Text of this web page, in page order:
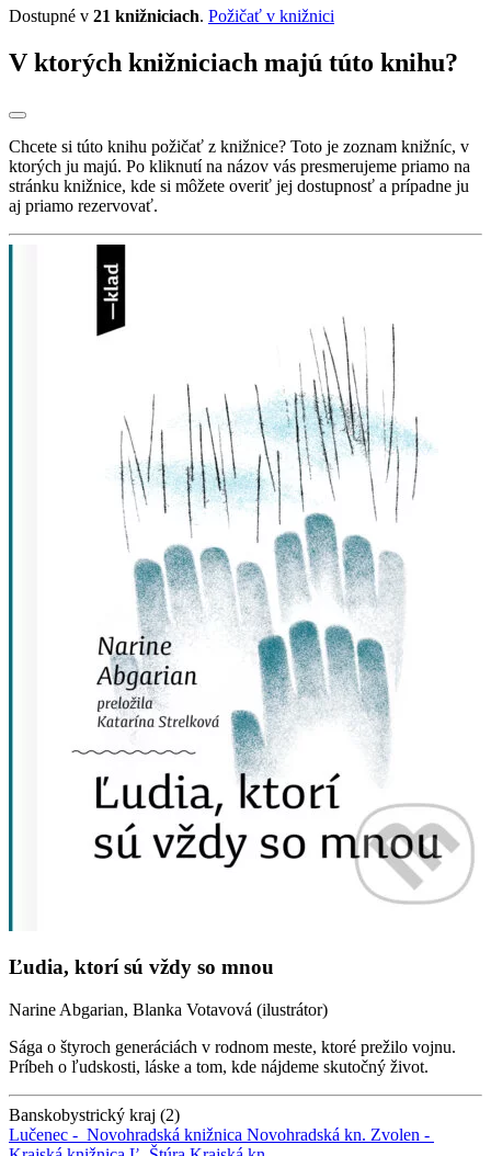
Dostupné v 21 knižniciach. Požičať v knižnici
V ktorých knižniciach majú túto knihu?
Chcete si túto knihu požičať z knižnice? Toto je zoznam knižníc, v
ktorých ju majú. Po kliknutí na názov vás presmerujeme priamo na
stránku knižnice, kde si môžete overiť jej dostupnosť a prípadne ju
aj priamo rezervovať.
Ľudia, ktorí sú vždy so mnou
Narine Abgarian, Blanka Votavová (ilustrátor)
Sága o štyroch generáciách v rodnom meste, ktoré prežilo vojnu.
Príbeh o ľudskosti, láske a tom, kde nájdeme skutočný život.
Banskobystrický kraj (2)
Lučenec - Novohradská knižnica Novohradská kn. Zvolen -